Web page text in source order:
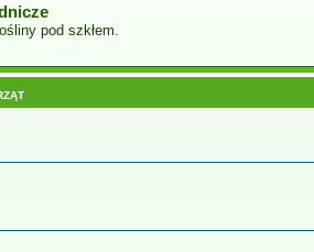
pod szkłem.